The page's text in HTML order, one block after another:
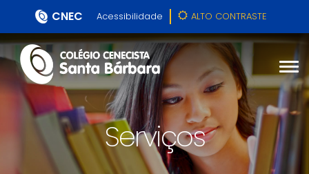
CNEC Acessibilidade ALTO CONTRASTE
Serviços